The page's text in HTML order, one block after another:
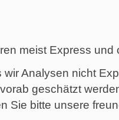
meist Express und
wir Analysen nicht
geschätzt
Sie bitte unsere